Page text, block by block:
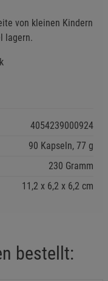
von kleinen Kindern
lagern.
4054239000924
90 Kapseln, 77 g
230 Gramm
11,2 6,2 6,2 cm
bestellt: